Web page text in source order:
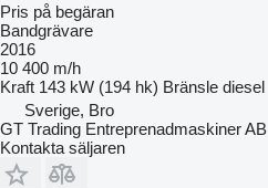
Pris på begäran
Bandgrävare
2016
10 400 m/h
Kraft 143 kW (194 hk) Bränsle diesel
Sverige, Bro
GT Trading Entreprenadmaskiner AB
Kontakta säljaren